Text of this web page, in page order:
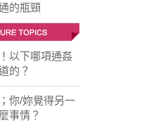
的瓶頸
以下哪項通姦
的？
你/妳覺得另一
事情？